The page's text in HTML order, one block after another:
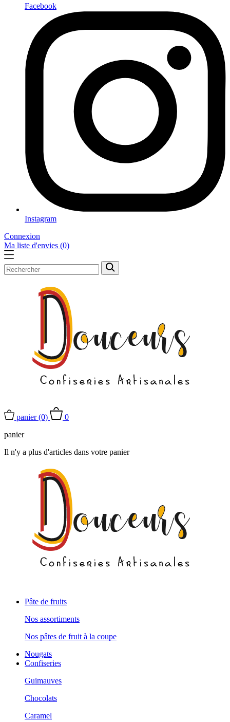
Facebook
Instagram
Connexion
Ma liste d'envies (0)
panier(0)
0
panier
Il n'y a plus d'articles dans votre panier
Pâte de fruits
Nos assortiments
Nos pâtes de fruit à la coupe
Nougats
Confiseries
Guimauves
Chocolats
Caramel